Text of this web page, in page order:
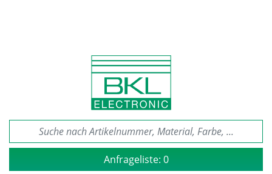
Anfrageliste: 0